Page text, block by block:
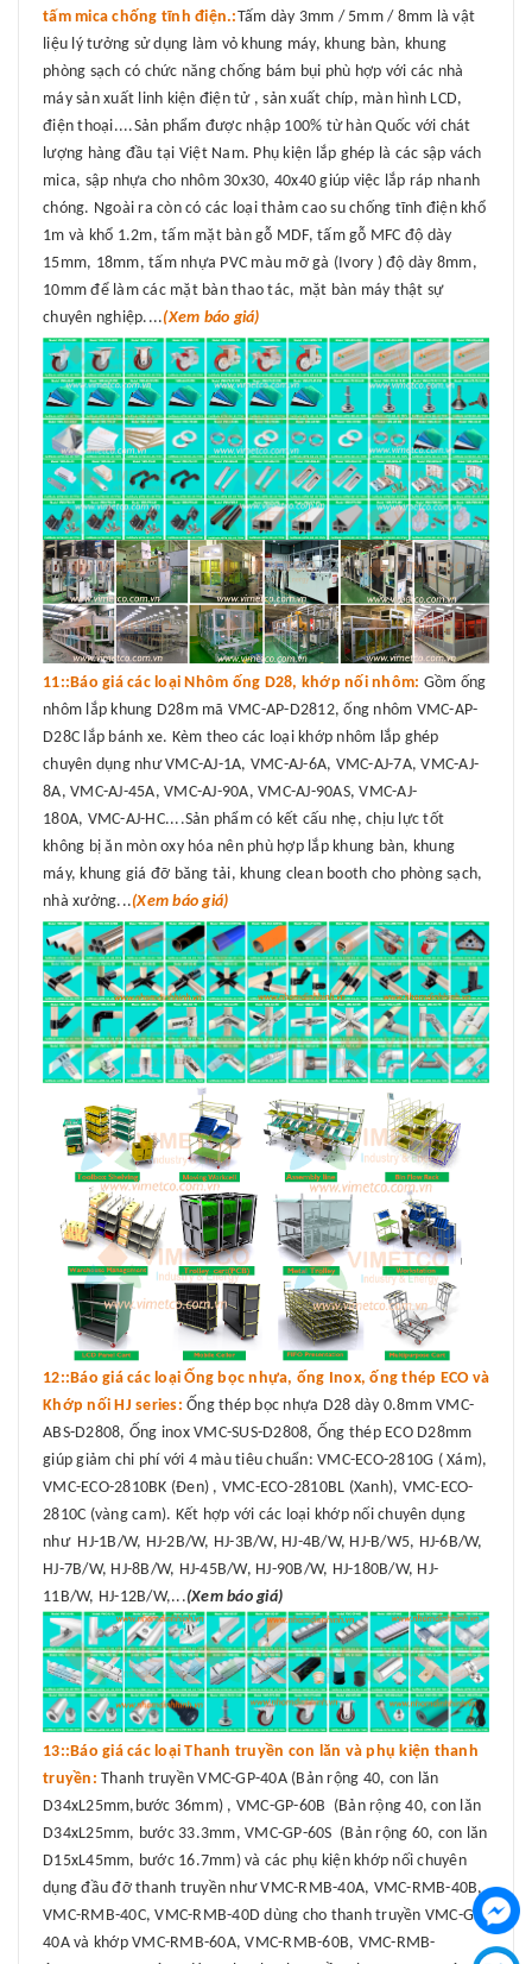
tấm mica chống tĩnh điện.:Tấm dày 3mm / 5mm / 8mm là vật
liệu lý tưởng sử dụng làm vỏ khung máy, khung bàn, khung
phòng sạch có chức năng chống bám bụi phù hợp với các nhà
máy sản xuất linh kiện điện tử , sản xuất chíp, màn hình LCD,
điện thoại....Sản phẩm được nhập 100% từ hàn Quốc với chát
lượng hàng đầu tại Việt Nam. Phụ kiện lắp ghép là các sập vách
mica, sập nhựa cho nhôm 30x30, 40x40 giúp việc lắp ráp nhanh
chóng. Ngoài ra còn có các loại thảm cao su chống tĩnh điện khổ
1m và khổ 1.2m, tấm mặt bàn gỗ MDF, tấm gỗ MFC độ dày
15mm, 18mm, tấm nhựa PVC màu mỡ gà (Ivory ) độ dày 8mm,
10mm để làm các mặt bàn thao tác, mặt bàn máy thật sự
chuyên nghiệp....(Xem báo giá)
11::Báo giá các loại Nhôm ống D28, khớp nối nhôm: Gồm ống
nhôm lắp khung D28m mã VMC-AP-D2812, ống nhôm VMC-AP-
D28C lắp bánh xe. Kèm theo các loại khớp nhôm lắp ghép
chuyên dụng như VMC-AJ-1A, VMC-AJ-6A, VMC-AJ-7A, VMC-AJ-
8A, VMC-AJ-45A, VMC-AJ-90A, VMC-AJ-90AS, VMC-AJ-
180A, VMC-AJ-HC....Sản phẩm có kết cấu nhẹ, chịu lực tốt
không bị ăn mòn oxy hóa nên phù hợp lắp khung bàn, khung
máy, khung giá đỡ băng tải, khung clean booth cho phòng sạch,
nhà xưởng...(Xem báo giá)
12::Báo giá các loại Ống bọc nhựa, ống Inox, ống thép ECO và
Khớp nối HJ series: Ống thép bọc nhựa D28 dày 0.8mm VMC-
ABS-D2808, Ống inox VMC-SUS-D2808, Ống thép ECO D28mm
giúp giảm chi phí với 4 màu tiêu chuẩn: VMC-ECO-2810G ( Xám),
VMC-ECO-2810BK (Đen) , VMC-ECO-2810BL (Xanh), VMC-ECO-
2810C (vàng cam). Kết hợp với các loại khớp nối chuyên dụng
như HJ-1B/W, HJ-2B/W, HJ-3B/W, HJ-4B/W, HJ-B/W5, HJ-6B/W,
HJ-7B/W, HJ-8B/W, HJ-45B/W, HJ-90B/W, HJ-180B/W, HJ-
11B/W, HJ-12B/W,...(Xem báo giá)
13::Báo giá các loại Thanh truyền con lăn và phụ kiện thanh
truyền: Thanh truyền VMC-GP-40A (Bản rộng 40, con lăn
D34xL25mm,bước 36mm) , VMC-GP-60B (Bản rộng 40, con lăn
D34xL25mm, bước 33.3mm, VMC-GP-60S (Bản rộng 60, con lăn
D15xL45mm, bước 16.7mm) và các phụ kiện khớp nối chuyên
dụng đầu đỡ thanh truyền như VMC-RMB-40A, VMC-RMB-40B,
VMC-RMB-40C, VMC-RMB-40D dùng cho thanh truyền VMC-GP-
40A và khớp VMC-RMB-60A, VMC-RMB-60B, VMC-RMB-